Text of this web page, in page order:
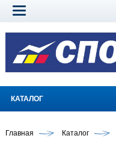
КАТАЛОГ
Главная Каталог